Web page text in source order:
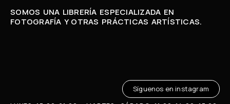
SOMOS UNA LIBRERÍA ESPECIALIZADA EN
FOTOGRAFÍA Y OTRAS PRÁCTICAS ARTÍSTICAS.
Síguenos en instagram